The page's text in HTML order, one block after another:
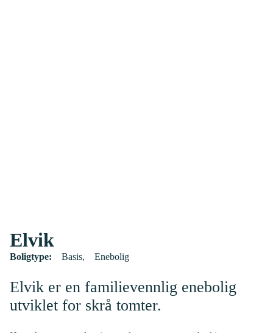
Elvik
Boligtype: Basis Enebolig
Elvik er en familievennlig enebolig
utviklet for skrå tomter.